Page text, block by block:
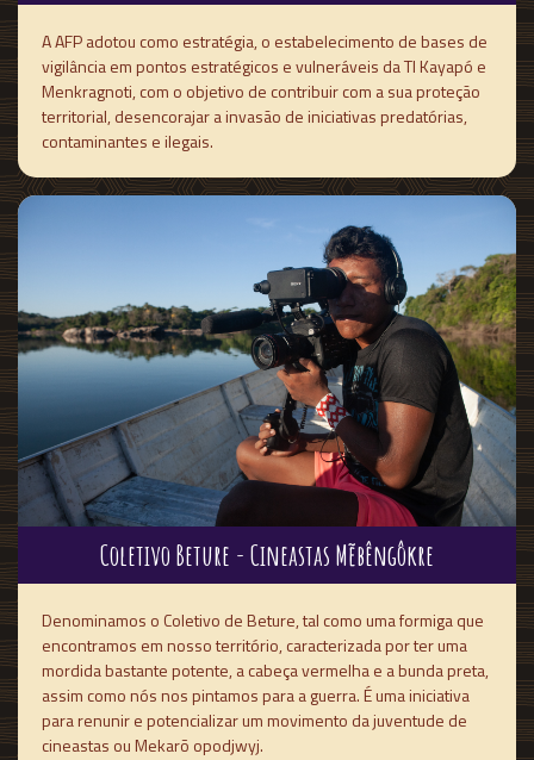
A AFP adotou como estratégia, o estabelecimento de bases de
vigilância em pontos estratégicos e vulneráveis da TI Kayapó e
Menkragnoti, com o objetivo de contribuir com a sua proteção
territorial, desencorajar a invasão de iniciativas predatórias,
contaminantes e ilegais.
Coletivo Beture - Cineastas Mẽbêngôkre
Denominamos o Coletivo de Beture, tal como uma formiga que
encontramos em nosso território, caracterizada por ter uma
mordida bastante potente, a cabeça vermelha e a bunda preta,
assim como nós nos pintamos para a guerra. É uma iniciativa
para renunir e potencializar um movimento da juventude de
cineastas ou Mekarõ opodjwyj.